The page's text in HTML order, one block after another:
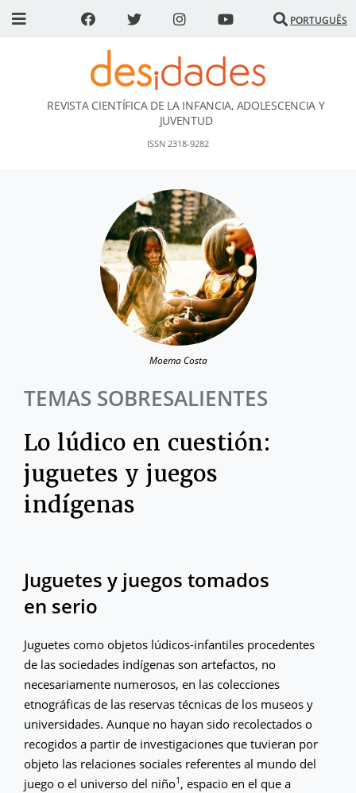
PORTUGUÊS
DESidades
REVISTA CIENTÍFICA DE LA INFANCIA, ADOLESCENCIA Y
JUVENTUD
ISSN 2318-9282
Moema Costa
TEMAS SOBRESALIENTES
Lo lúdico en cuestión:
juguetes y juegos
indígenas
Juguetes y juegos tomados
en serio
Juguetes como objetos lúdicos-infantiles procedentes
de las sociedades indígenas son artefactos, no
necesariamente numerosos, en las colecciones
etnográficas de las reservas técnicas de los museos y
universidades. Aunque no hayan sido recolectados o
recogidos a partir de investigaciones que tuvieran por
objeto las relaciones sociales referentes al mundo del
juego o el universo del niño1 , espacio en el que a